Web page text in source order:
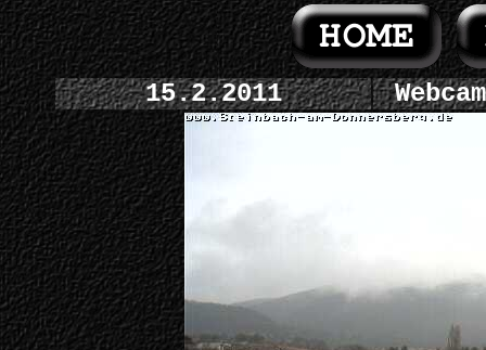
15.2.2011